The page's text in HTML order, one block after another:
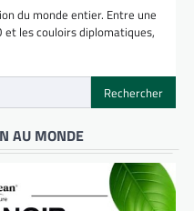
du monde entier. Entre une
et les couloirs diplomatiques,
AU MONDE